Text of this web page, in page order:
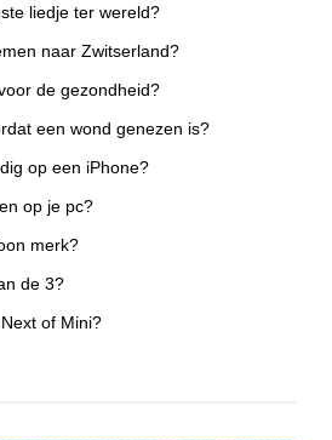
liedje ter wereld?
naar Zwitserland?
de gezondheid?
een wond genezen is?
op een iPhone?
op je pc?
merk?
de 3?
of Mini?